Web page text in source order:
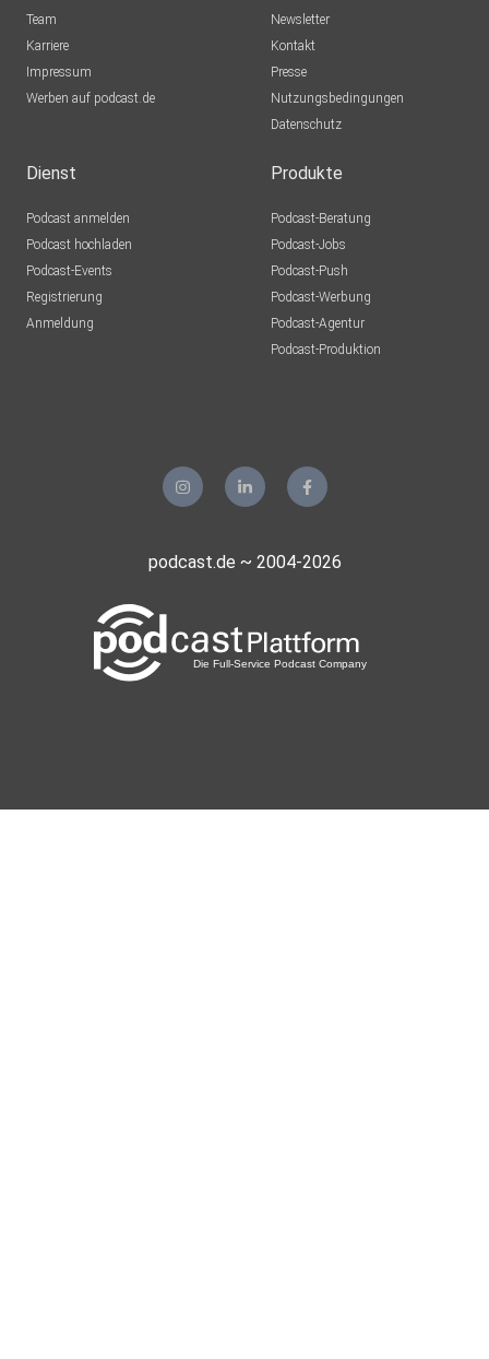
Team
Karriere
Impressum
Werben auf podcast.de
Newsletter
Kontakt
Presse
Nutzungsbedingungen
Datenschutz
Dienst
Podcast anmelden
Podcast hochladen
Podcast-Events
Registrierung
Anmeldung
Produkte
Podcast-Beratung
Podcast-Jobs
Podcast-Push
Podcast-Werbung
Podcast-Agentur
Podcast-Produktion
podcast.de ~ 2004-2026